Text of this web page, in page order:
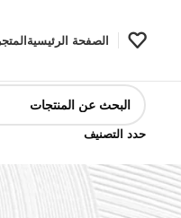
الصفحة الرئيسيةالمتجر
حدد التصنيف